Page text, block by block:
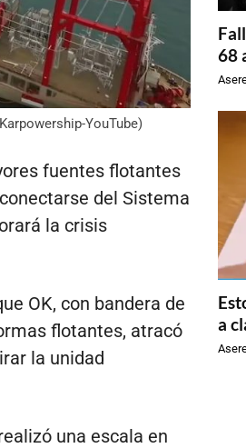
YouTube)
fuentes flotantes
del Sistema
la crisis
OK, con bandera de
flotantes, atracó
la unidad
una escala en
68
a